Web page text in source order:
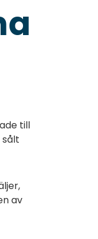
till
av